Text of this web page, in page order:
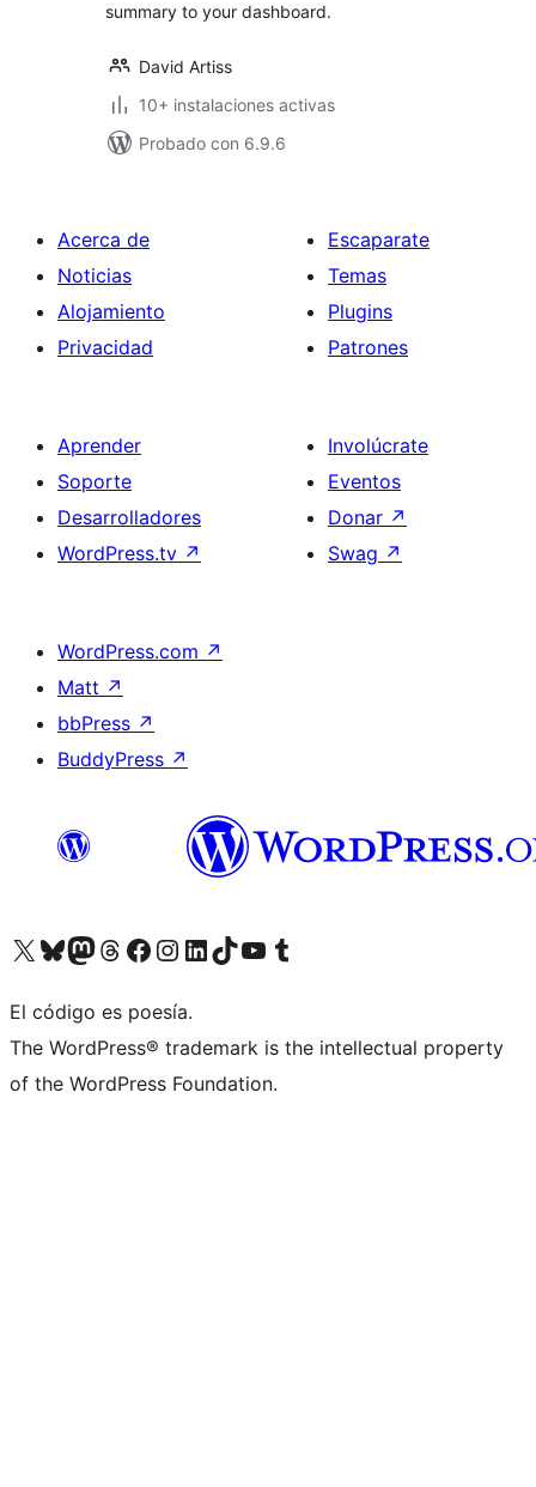
summary to your dashboard.
David Artiss
10+ instalaciones activas
Probado con 6.9.6
Acerca de
Noticias
Alojamiento
Privacidad
Escaparate
Temas
Plugins
Patrones
Aprender
Soporte
Desarrolladores
WordPress.tv ↗
Involúcrate
Eventos
Donar ↗
Swag ↗
WordPress.com ↗
Matt ↗
bbPress ↗
BuddyPress ↗
Visita nuestra cuenta de X (anteriormente Twitter)
Visita nuestra cuenta de Bluesky
Visita nuestra cuenta de Mastodon
Visita nuestra cuenta de Threads
Visita nuestra página de Facebook
Visita nuestra cuenta de Instagram
Visita nuestra cuenta de LinkedIn
Visita nuestra cuenta de TikTok
Visita nuestro canal de YouTube
Visita nuestra cuenta de Tumblr
El código es poesía.
The WordPress® trademark is the intellectual property
of the WordPress Foundation.